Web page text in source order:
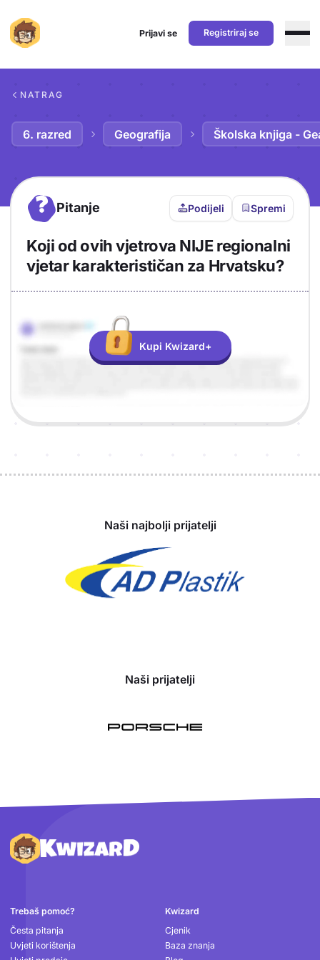
Prijavi se Registriraj se
NATRAG
6. razred Geografija Školska knjiga -
? Pitanje Podijeli Spremi
Koji od ovih vjetrova NIJE regionalni
vjetar karakterističan za Hrvatsku?
Odgovor
Objašnjenje
Kupi Kwizard+
Naši najbolji prijatelji
Naši prijatelji
Podnožje
Trebaš pomoć?
Česta pitanja
Uvjeti korištenja
Kwizard
Cjenik
Baza znanja